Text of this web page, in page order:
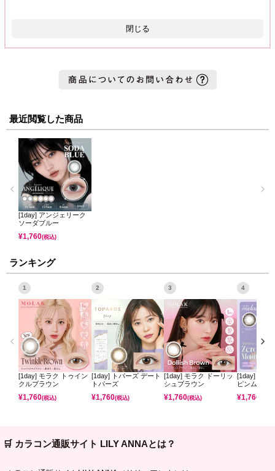
閉じる
最近閲覧した商品
[1day] アンジェリーク
ソーダブルー
¥1,760(税込)
ランキング
1
[1day] モラク トゥイン
クルブラウン
¥1,760(税込)
2
[1day] トパーズ デート
トパーズ
¥1,760(税込)
3
[1day] モラク ドーリッ
シュブラウン
¥1,760(税込)
4
[1day] ミレ
ピンムーン
¥1,760
🛒 カラコン通販サイト LILY ANNAとは？